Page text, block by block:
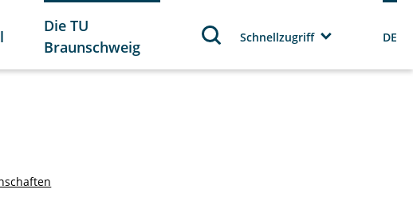
Die TU
Braunschweig
Schnellzugriff DE